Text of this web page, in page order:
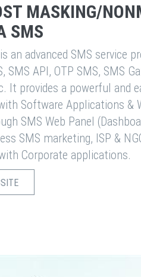
MASKING/
SMS
is an advanced SMS service
SMS API, OTP SMS, SMS
It provides a powerful and
Software Applications &
SMS Web Panel
SMS marketing, ISP &
Corporate applications.